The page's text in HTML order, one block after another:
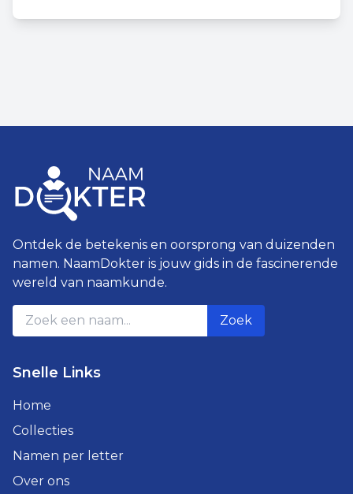
Ontdek de betekenis en oorsprong van duizenden
namen. NaamDokter is jouw gids in de fascinerende
wereld van naamkunde.
Zoek
Snelle Links
Home
Collecties
Namen per letter
Over ons